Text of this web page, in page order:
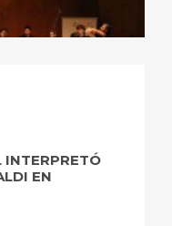
INTERPRETÓ
EN